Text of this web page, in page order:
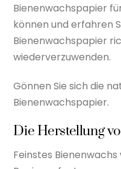
Bienenwachspapier
können und erfahren
Bienenwachspapier
wiederverzuwenden.
Gönnen Sie sich die
Bienenwachspapier.
Die Herstellung
Feinstes